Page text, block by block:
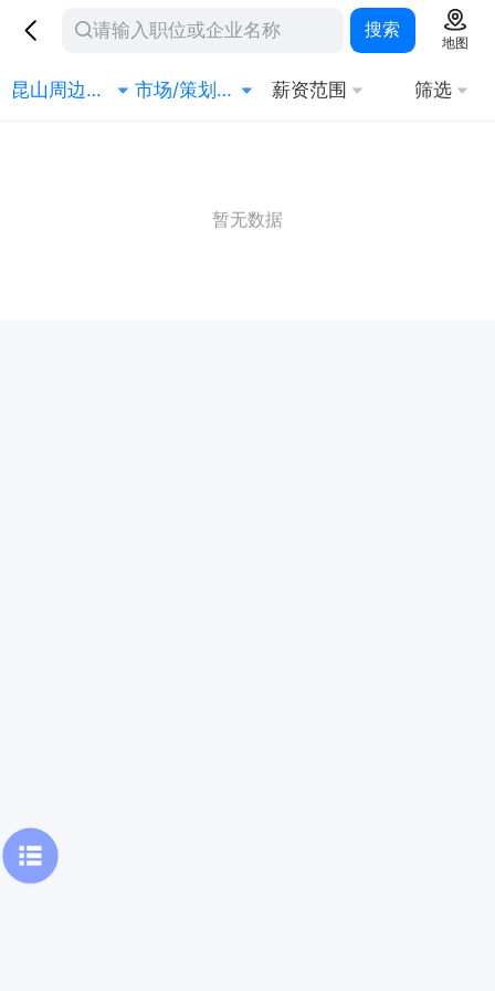
搜索
地图
昆山周边城市 市场/策划/公关 薪资范围 筛选
暂无数据